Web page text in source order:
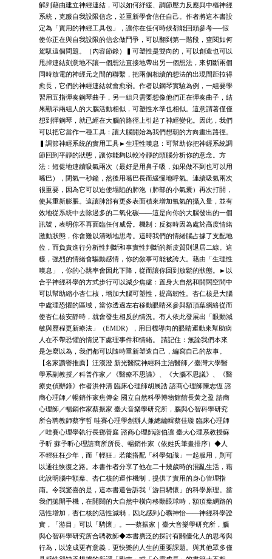
解到藉由建立神經連結，可以如何紓緩、調節壓力反應與中樞神經
系統，克服自我設限信念，並重新學會信任自己。作者將這本書設
定為「實用的神經工具包」，讓你在任何時候都能回頭參考──假
使你正在與自我設限的信念做鬥爭，可以翻到第一階段，查閱如何
駕馭這個問題。（內容節錄）▍可塑性是雙向的，可以創造也可以
甩掉連結刻意地不讓一個想法直接地帶出另一個想法，來切斷兩個
同時放電的神經元之間的聯繫，把兩個相續的想法的出現間距拉得
愈長，它們的神經連結就會愈弱。作者以鋼琴實驗為例，一組要學
習用五指彈奏鋼琴曲子，另一組只需要想像他們正在彈奏曲子，結
果顯示兩組人的大腦活動相似，可塑性水準也相似。這意謂著僅僅
想到彈鋼琴，就已經在大腦的路徑上引起了神經變化。因此，我們
可以把它當作一種工具：讓大腦開始為我們想朝的方向畫出路徑。
▍調節神經系統的實用工具►生理性嘆息：可幫助你把神經系統調
節回到平靜的狀態，讓你能夠以較冷靜的頭腦分析你的意念。方
法：短促地連續吸氣兩次（最好是用鼻子吸，如果做不到也可以用
嘴巴），閉氣一秒鐘，然後用嘴巴長而緩慢地呼氣。連續吸氣兩次
很重要，因為它可以迫使塌陷的肺泡（肺部的小氣囊）再次打開，
使其重新膨脹。這讓肺部有更多表面積來增加氧氣的攝入量，並有
效地從系統中去除過多的二氧化碳——這是向你的大腦發出的一個
訊號，表明你不再面臨任何威脅。機制：反芻時因為處於高度情緒
激動狀態，你會難以清晰地思考。這時我們的情緒腦占據了支配地
位，而負責進行分析性判斷和事實性判斷的新皮質則退居二線。這
樣，強烈的情緒會驅動感情，你的敘事可能被誇大。藉由「生理性
嘆息」，你的心跳率會因此下降，從而讓你回到放鬆的狀態。►以
合乎神經科學的方式步行可以減少焦慮：置身大自然和開闊空間中
可以幫助縮小杏仁核，增加大腦可塑性，提高韌性。杏仁核是大腦
中處理恐懼的區域，當你透過左右移動眼睛來參與額頂葉網絡從而
使杏仁核安靜時，就會發生相反的情況。有人依此發展出「眼動減
敏與歷程更新療法」（EMDR），用目標導向的眼睛運動來幫助病
人在不帶恐懼的情況下處理事件和情緒。 請記住：無論我們本來
是怎麼以為，我們都可以隨時重新塑造自己，編寫自己的故事。
【名家讚譽推薦】汪漢澄 新光醫院神經科主治醫師／臺灣大學醫
學系副教授／科普作家／《醫療不思議》、《大腦不思議》、《醫
療史偵辦錄》作者洪仲清 臨床心理師胡展誥 諮商心理師陳志恆 諮
商心理師／暢銷作家焦傳金 國立自然科學博物館館長黃之盈 諮商
心理師／暢銷作家蔡振家 臺大音樂學研究所，腦與心智科學研究
所合聘教師蔡宇哲 哇賽心理學創辦人兼總編輯蔡佳璇 臨床心理師
／哇賽心理學執行長鄧善庭 諮商心理師謝伯讓 臺大心理系教授蘇
予昕 蘇予昕心理諮商所所長、暢銷作家（依姓氏筆畫排序）◆人
不輕狂枉少年，而「輕狂」若能搭配「科學知識」一起服用，則可
以通往恢復之路。本書作者分享了他在二十幾歲時的混亂生活，藉
此說明腦中額葉、杏仁核的運作機制，提供了實用的身心管理指
南。令我驚喜的是，這本書還告訴我「游目騁懷」的科學原理。當
我們拋開手機，在開闊的大自然中橫向移動眼球時，額頂葉網路的
活性增加，杏仁核的活性減弱，因此感到心曠神怡——神經科學證
實，「游目」可以「騁懷」。──蔡振家｜臺大音樂學研究所，腦
與心智科學研究所合聘教師◆本書廣泛的探討有關優化人的思考與
行為，以達成更有意義，更快樂的人生的重要課題。與其他眾多僅